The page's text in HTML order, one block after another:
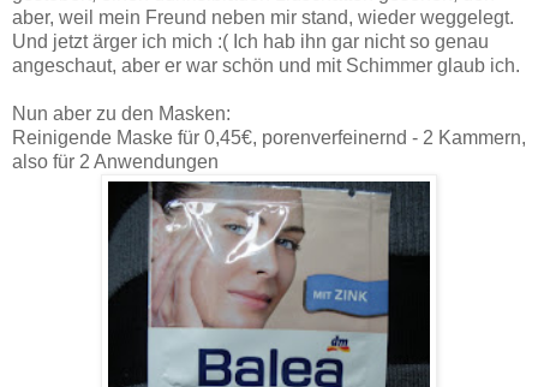
aber, weil mein Freund neben mir stand, wieder weggelegt.
Und jetzt ärger ich mich :( Ich hab ihn gar nicht so genau
angeschaut, aber er war schön und mit Schimmer glaub ich.
Nun aber zu den Masken:
Reinigende Maske für 0,45€, porenverfeinernd - 2 Kammern,
also für 2 Anwendungen